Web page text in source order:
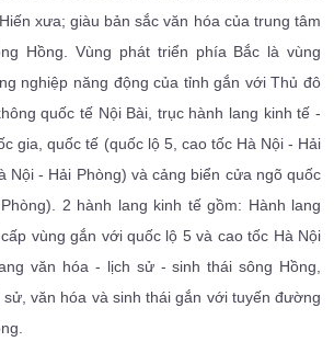
xưa; giàu bản sắc văn hóa của trung tâm
Hồng. Vùng phát triển phía Bắc là vùng
nghiệp năng động của tỉnh gắn với Thủ đô
quốc tế Nội Bài, trục hành lang kinh tế -
gia, quốc tế (quốc lộ 5, cao tốc Hà Nội - Hải
Nội - Hải Phòng) và cảng biển cửa ngõ quốc
2 hành lang kinh tế gồm: Hành lang
vùng gắn với quốc lộ 5 và cao tốc Hà Nội
văn hóa - lịch sử - sinh thái sông Hồng,
sử, văn hóa và sinh thái gắn với tuyến đường